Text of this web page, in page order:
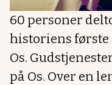
60 personer
historiens
Os.
på Os. Over en